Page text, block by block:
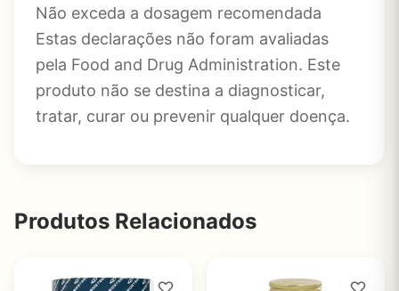
Não exceda a dosagem recomendada
Estas declarações não foram avaliadas
pela Food and Drug Administration. Este
produto não se destina a diagnosticar,
tratar, curar ou prevenir qualquer doença.
Produtos Relacionados